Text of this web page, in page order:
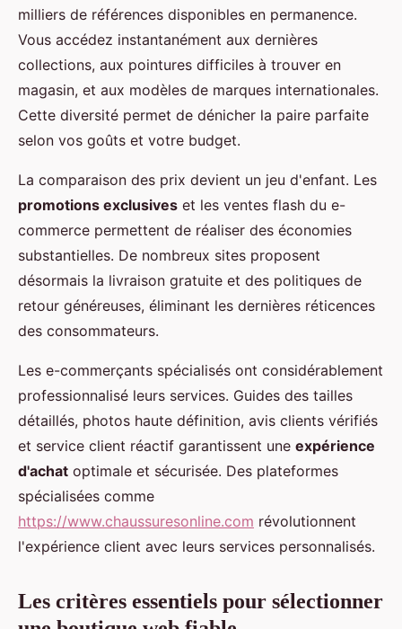
milliers de références disponibles en permanence.
Vous accédez instantanément aux dernières
collections, aux pointures difficiles à trouver en
magasin, et aux modèles de marques internationales.
Cette diversité permet de dénicher la paire parfaite
selon vos goûts et votre budget.
La comparaison des prix devient un jeu d'enfant. Les
promotions exclusives et les ventes flash du e-
commerce permettent de réaliser des économies
substantielles. De nombreux sites proposent
désormais la livraison gratuite et des politiques de
retour généreuses, éliminant les dernières réticences
des consommateurs.
Les e-commerçants spécialisés ont considérablement
professionnalisé leurs services. Guides des tailles
détaillés, photos haute définition, avis clients vérifiés
et service client réactif garantissent une expérience
d'achat optimale et sécurisée. Des plateformes
spécialisées comme
https://www.chaussuresonline.com révolutionnent
l'expérience client avec leurs services personnalisés.
Les critères essentiels pour sélectionner